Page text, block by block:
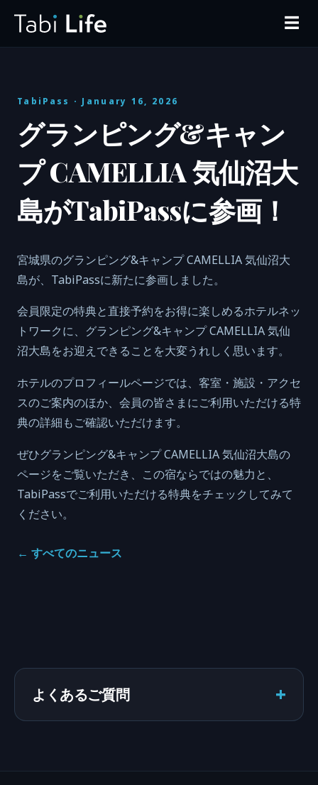
☰
TabiPass · January 16, 2026
グランピング&キャン
プ CAMELLIA 気仙沼大
島がTabiPassに参画！
宮城県のグランピング&キャンプ CAMELLIA 気仙沼大
島が、TabiPassに新たに参画しました。
会員限定の特典と直接予約をお得に楽しめるホテルネッ
トワークに、グランピング&キャンプ CAMELLIA 気仙
沼大島をお迎えできることを大変うれしく思います。
ホテルのプロフィールページでは、客室・施設・アクセ
スのご案内のほか、会員の皆さまにご利用いただける特
典の詳細もご確認いただけます。
ぜひグランピング&キャンプ CAMELLIA 気仙沼大島の
ページをご覧いただき、この宿ならではの魅力と、
TabiPassでご利用いただける特典をチェックしてみて
ください。
← すべてのニュース
よくあるご質問 +